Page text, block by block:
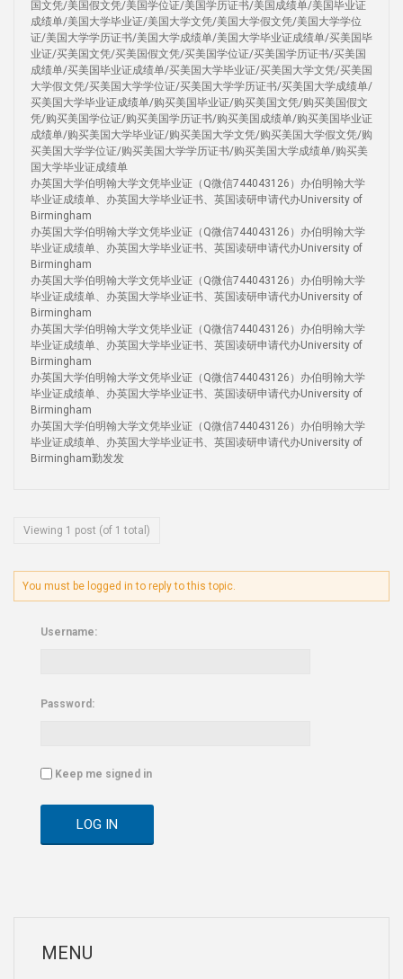
国文凭/美国假文凭/美国学位证/美国学历证书/美国成绩单/美国毕业证
成绩单/美国大学毕业证/美国大学文凭/美国大学假文凭/美国大学学位
证/美国大学学历证书/美国大学成绩单/美国大学毕业证成绩单/买美国毕
业证/买美国文凭/买美国假文凭/买美国学位证/买美国学历证书/买美国
成绩单/买美国毕业证成绩单/买美国大学毕业证/买美国大学文凭/买美国
大学假文凭/买美国大学学位证/买美国大学学历证书/买美国大学成绩单/
买美国大学毕业证成绩单/购买美国毕业证/购买美国文凭/购买美国假文
凭/购买美国学位证/购买美国学历证书/购买美国成绩单/购买美国毕业证
成绩单/购买美国大学毕业证/购买美国大学文凭/购买美国大学假文凭/购
买美国大学学位证/购买美国大学学历证书/购买美国大学成绩单/购买美
国大学毕业证成绩单
办英国大学伯明翰大学文凭毕业证（Q微信744043126）办伯明翰大学
毕业证成绩单、办英国大学毕业证书、英国读研申请代办University of
Birmingham
办英国大学伯明翰大学文凭毕业证（Q微信744043126）办伯明翰大学
毕业证成绩单、办英国大学毕业证书、英国读研申请代办University of
Birmingham
办英国大学伯明翰大学文凭毕业证（Q微信744043126）办伯明翰大学
毕业证成绩单、办英国大学毕业证书、英国读研申请代办University of
Birmingham
办英国大学伯明翰大学文凭毕业证（Q微信744043126）办伯明翰大学
毕业证成绩单、办英国大学毕业证书、英国读研申请代办University of
Birmingham
办英国大学伯明翰大学文凭毕业证（Q微信744043126）办伯明翰大学
毕业证成绩单、办英国大学毕业证书、英国读研申请代办University of
Birmingham
办英国大学伯明翰大学文凭毕业证（Q微信744043126）办伯明翰大学
毕业证成绩单、办英国大学毕业证书、英国读研申请代办University of
Birmingham勤发发
Viewing 1 post (of 1 total)
You must be logged in to reply to this topic.
Username:
Password:
Keep me signed in
LOG IN
MENU